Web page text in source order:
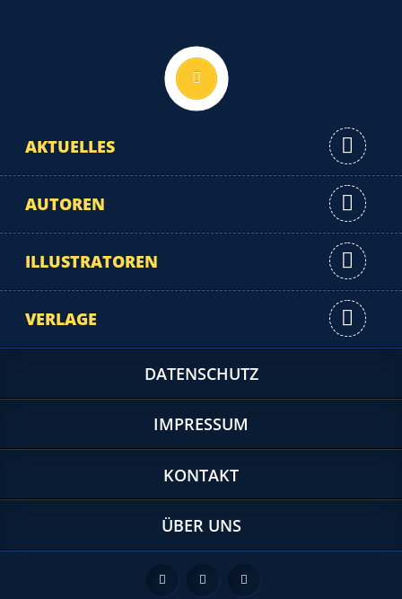
AKTUELLES
AUTOREN
ILLUSTRATOREN
VERLAGE
DATENSCHUTZ
IMPRESSUM
KONTAKT
ÜBER UNS
Feed